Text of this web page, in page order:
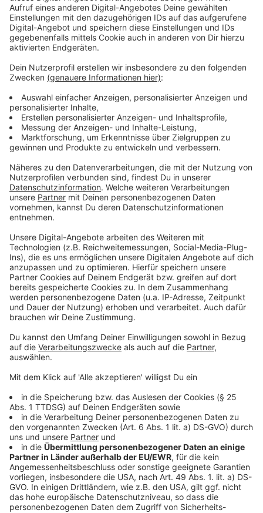
zu machen“, sagt Uwe Brell, der Vorsitzende der IG
BAU hier bei uns. Hinzu komme ein enormer Zeitdruck.
Und oft seien Reinigungskräfte auch mit belastenden
Situationen konfrontiert – beim Saubermachen von
Kranken- oder Pflegezimmern zum Beispiel.
„Es wird daher höchste Zeit, in der Gebäudereinigung
anständige Löhne zu zahlen. Die Zeiten, in denen sich
eine Gebäudereinigerin brav ans Ende der Lohnkette
stellt, sind vorbei“, so Brell weiter. Immerhin hätten die
meisten der rund 2.690 Beschäftigten der
darunter viele Mini-Jobber – „keinen einzigen Cent an
Inflationsausgleichsprämie“ bekommen. Schon deshalb
sei jetzt ein „ordentlicher Nachholbedarf beim Lohn“
für die Reinigungskräfte notwendig. Für einen
dass er künftig ebenfalls 3 Euro mehr und damit 19,70
Euro pro Stunde verdienen müsse.
Auch der Nachwuchs im Gebäudereiniger-Handwerk
soll profitieren: Für Azubis im ersten Ausbildungsjahr
fordert die IG BAU ein Plus von 150 Euro pro Monat.
Die Vergütung würde dann schon zum
Ausbildungsstart bei 1.050 Euro liegen. Im dritten
Ausbildungsjahr sollen Azubis mit 1.500 Euro pro
Monat nach Hause gehen. Das wären 300 Euro mehr
als heute.
Die Verhandlungen der IG BAU mit dem
Bundesinnungsverband des Gebäudereiniger-
Handwerksgehen in der kommenden Woche (am
Mittwoch, 11. September) in die zweite Runde.
Anzeige